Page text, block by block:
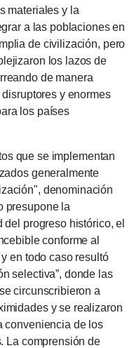
materiales y la
a las poblaciones en
de civilización, pero
los lazos de
de manera
y enormes
los países
se implementan
generalmente
denominación
presupone la
progreso histórico, el
conforme al
y en todo caso resultó
selectiva”, donde las
circunscribieron a
y se realizaron
conveniencia de los
La comprensión de